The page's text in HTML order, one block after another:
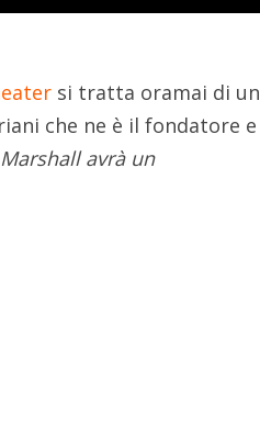
si tratta oramai di un
che ne è il fondatore e
avrà un